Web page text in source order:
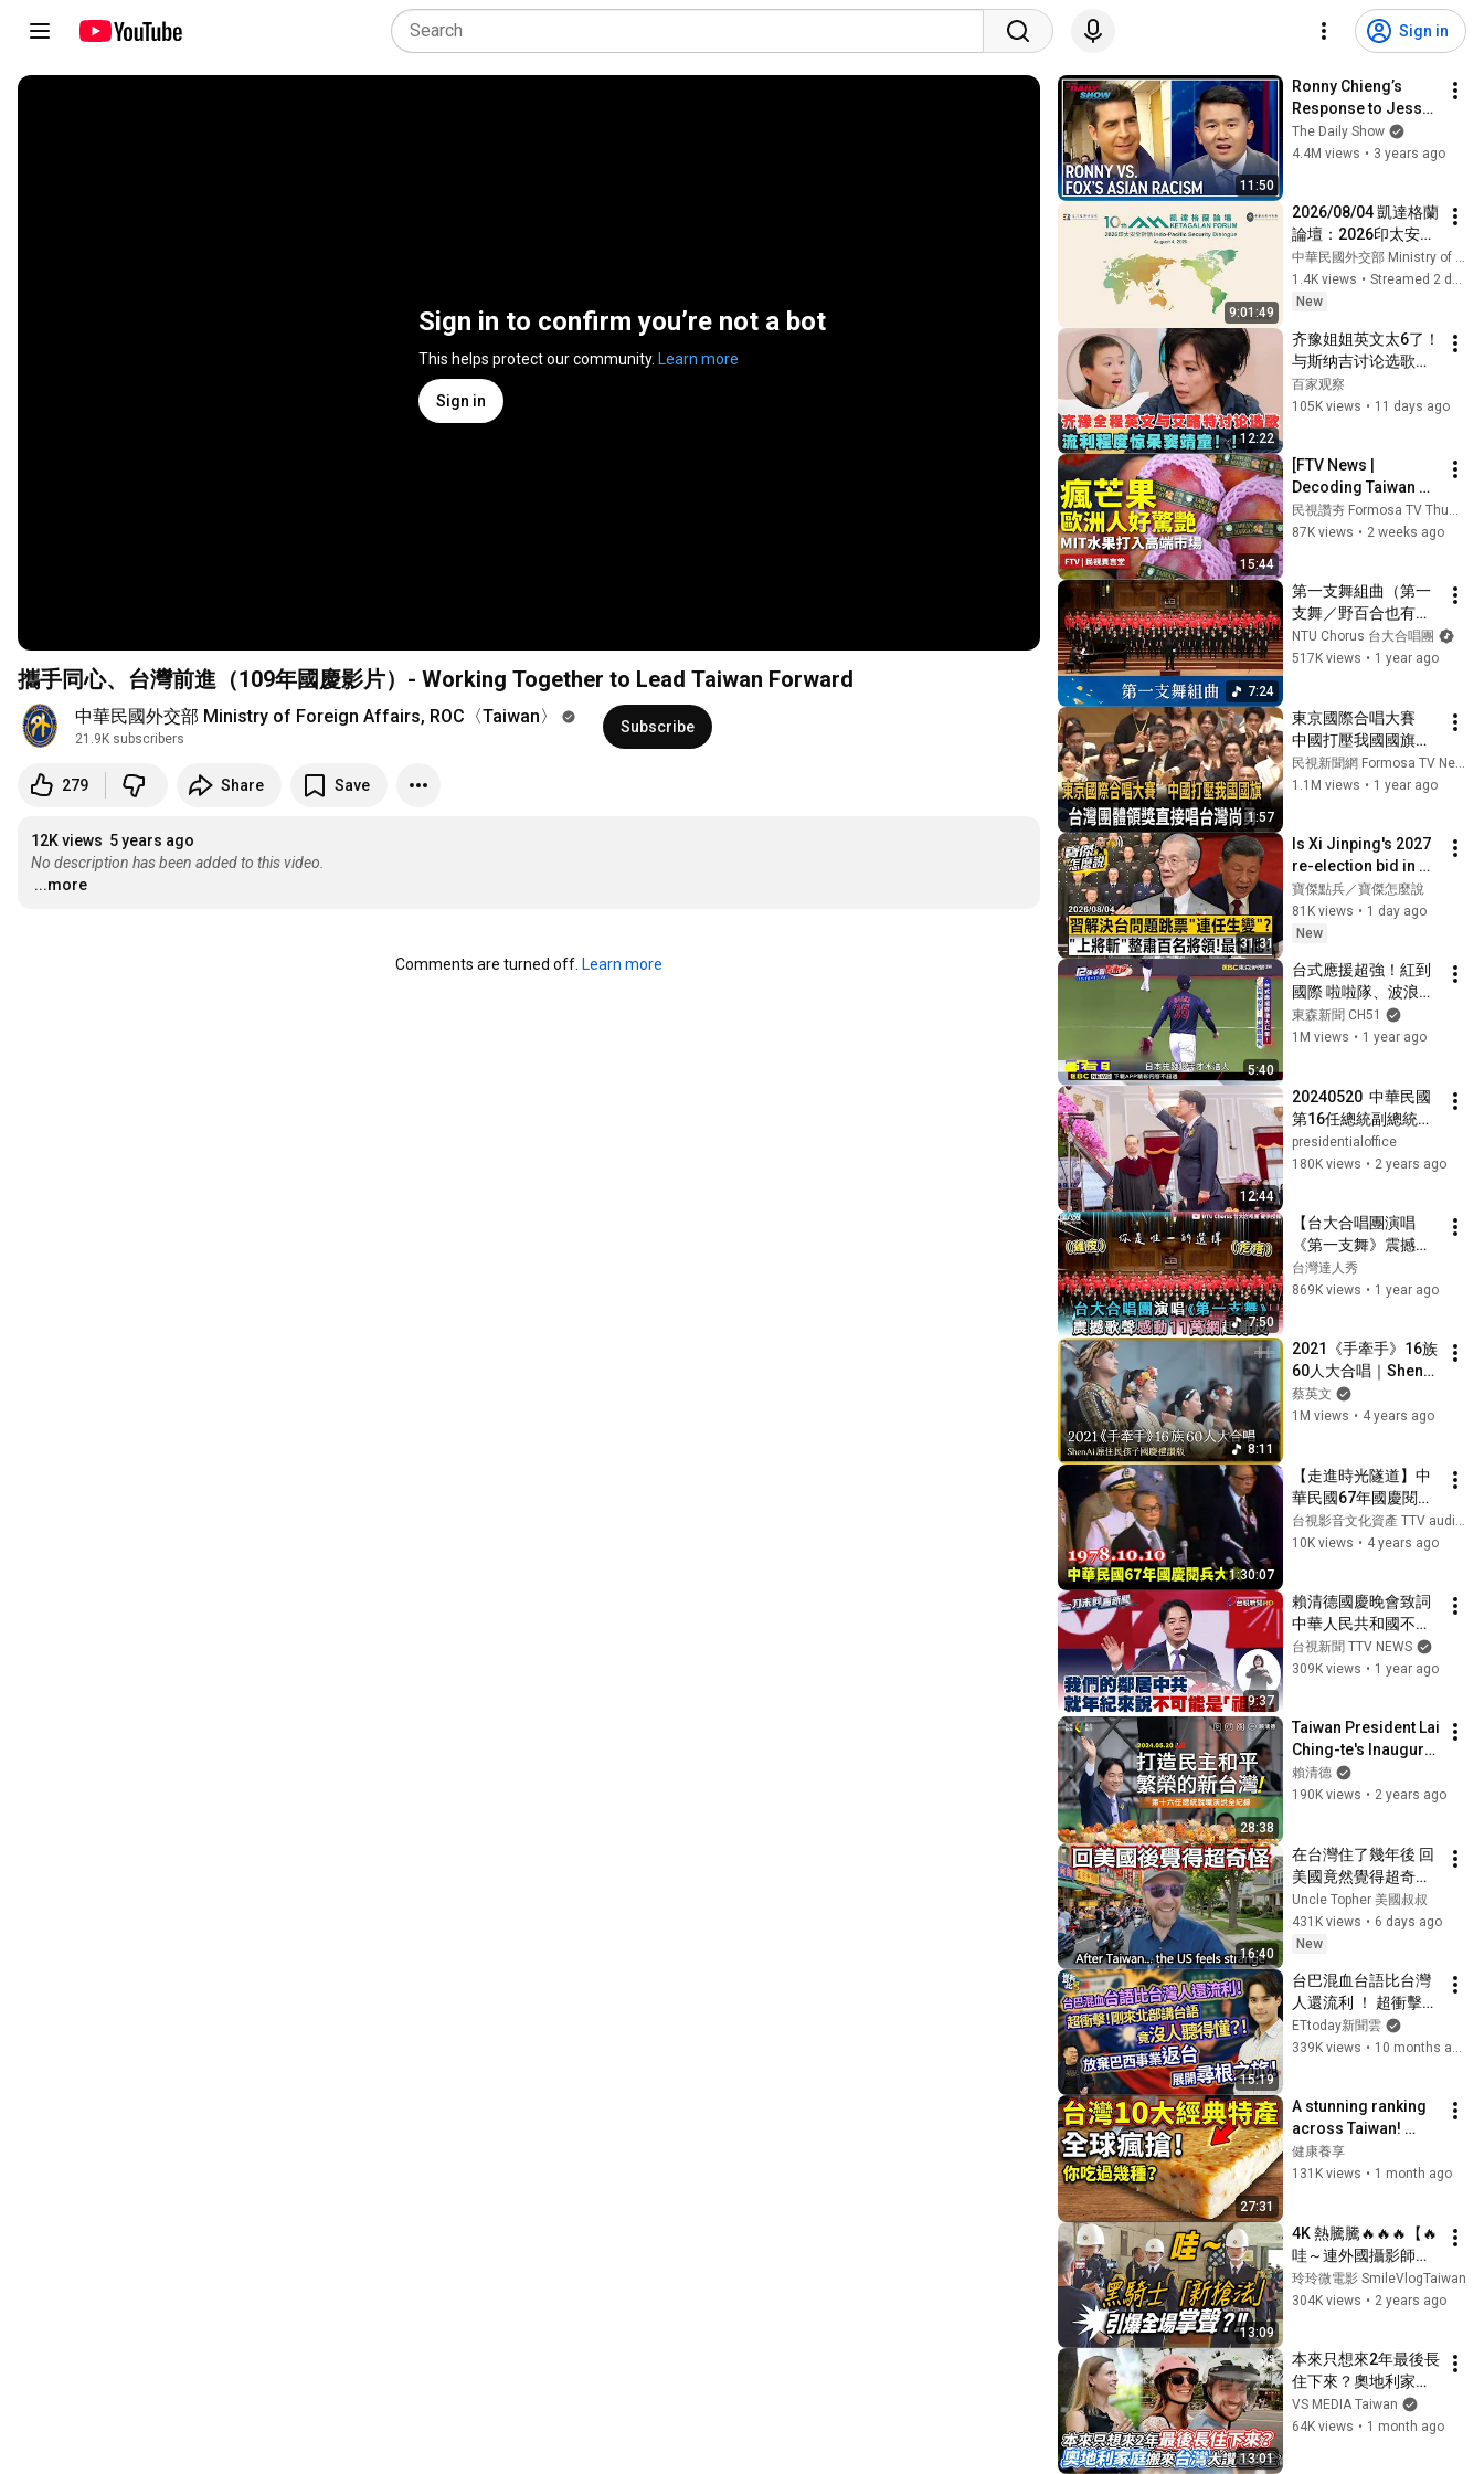
Sign in
Sign in to confirm you’re not a bot
This helps protect our community. Learn more
Sign in
攜手同心、台灣前進（109年國慶影片）- Working Together to Lead Taiwan Forward
中華民國外交部 Ministry of Foreign Affairs, ROC〈Taiwan〉
21.9K subscribers
Subscribe
279 Share Save
12K views 5 years ago
No description has been added to this video.
...more
Comments are turned off. Learn more
11:50
Ronny Chieng’s
Response to Jesse
Watters’s Anti-Asian
Racism | The Daily
The Daily Show
4.4M views • 3 years ago
9:01:49
2026/08/04 凱達格蘭
論壇：2026印太安全
對話【Ketagalan
Forum: 2026 Indo-
Pacific Security
中華民國外交部 Ministry of Foreign Affairs, ROC〈Taiwan〉
1.4K views •
Streamed 2 days ago
New
12:22
齐豫姐姐英文太6了！
与斯纳吉讨论选歌迎
战jessie j,流利英文经
验窦靖童！｜歌手26
百家观察
105K views • 11 days ago
15:44
[FTV News |
Decoding Taiwan
Mangoes’ Journey
to Europe] Taiwan
Premium L...
民視讚夯 Formosa TV Thumbs Up
87K views • 2 weeks ago
7:24
第一支舞組曲（第一
支舞／野百合也有春
天／為何夢見他）
（黃威齊編曲）-
NTU Chorus 台大合唱團
517K views • 1 year ago
1:57
東京國際合唱大賽
中國打壓我國國旗
台灣團體奪金直接唱
台灣尚勇－民視新聞
民視新聞網 Formosa TV News network
1.1M views • 1 year ago
31:31
Is Xi Jinping's 2027
re-election bid in
jeopardy?
寶傑點兵／寶傑怎麼說
81K views • 1 day ago
New
5:40
台式應援超強！紅到
國際 啦啦隊、波浪舞
魅力十足 @newsebc
東森新聞 CH51
1M views • 1 year ago
12:44
20240520  中華民國
第16任總統副總統宣
誓就職典禮
presidentialoffice
180K views • 2 years ago
7:50
【台大合唱團演唱
《第一支舞》震撼歌
聲感動11萬網起雞
皮】｜@NTUChorus
台灣達人秀
869K views • 1 year ago
8:11
2021《手牽手》16族
60人大合唱｜ShenAi
原住民孩子 國慶禮讚
版
蔡英文
1M views • 4 years ago
1:30:07
【走進時光隧道】中
華民國67年國慶閱兵
大典 漢威演習(字幕
版) 1978 R.O.C
1978.10.10 )
10K views • 4 years ago
9:37
賴清德國慶晚會致詞
中華人民共和國不可
能是「祖國」【一刀
未剪看新聞】
台視新聞 TTV NEWS
309K views • 1 year ago
28:38
Taiwan President Lai
Ching-te's Inaugural
Address
賴清德
190K views • 2 years ago
16:40
在台灣住了幾年後 回
美國竟然覺得超奇怪
｜反向文化衝擊
American Reverse
Culture Shock
Uncle Topher 美國叔叔
431K views • 6 days ago
New
15:19
台巴混血台語比台灣
人還流利 ！ 超衝擊！
剛來北部講台語竟沒
人聽得懂？！ 放棄巴
EP177 精華｜Kevin
Tai戴凱文
ETtoday新聞雲
339K views • 10 months ago
27:31
A stunning ranking
across Taiwan!
Pineapple cake only
ranked 6th: This
健康養享
131K views • 1 month ago
13:09
4K 熱騰騰🔥🔥🔥【🔥
哇～連外國攝影師也
來了？黑騎士「新槍
法」引爆全場掌聲 👏
接儀式【玲玲微電影
SmileVlog】
玲玲微電影 SmileVlogTaiwan
304K views • 2 years ago
13:01
本來只想來2年最後長
住下來？奧地利家庭
搬來台灣大讚超安全
｜VS MEDIAｘ
VS MEDIA Taiwan
64K views • 1 month ago